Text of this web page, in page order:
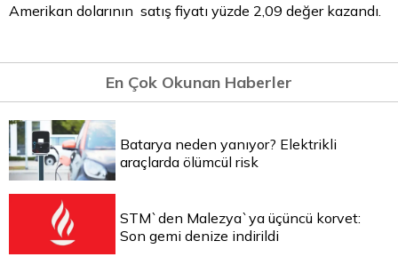
Amerikan dolarının satış fiyatı yüzde 2,09 değer kazandı.
En Çok Okunan Haberler
Batarya neden yanıyor? Elektrikli
araçlarda ölümcül risk
STM`den Malezya`ya üçüncü korvet:
Son gemi denize indirildi